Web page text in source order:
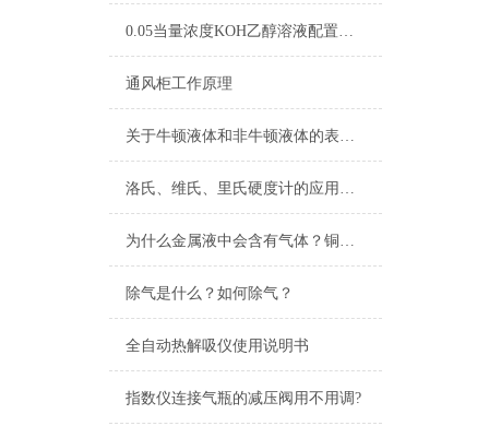
0.05当量浓度KOH乙醇溶液配置及标定
通风柜工作原理
关于牛顿液体和非牛顿液体的表述以及粘度测定在印刷行业的应用和相关仪器
洛氏、维氏、里氏硬度计的应用与如何选择
为什么金属液中会含有气体？铜、铝液气体的来源
除气是什么？如何除气？
全自动热解吸仪使用说明书
指数仪连接气瓶的减压阀用不用调?